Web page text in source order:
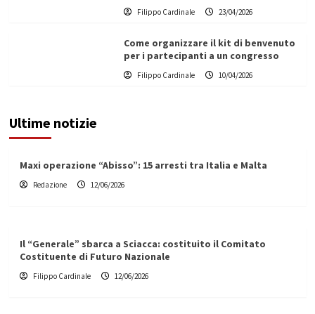
Filippo Cardinale 23/04/2026
Come organizzare il kit di benvenuto
per i partecipanti a un congresso
Filippo Cardinale 10/04/2026
Ultime notizie
Maxi operazione “Abisso”: 15 arresti tra Italia e Malta
Redazione 12/06/2026
Il “Generale” sbarca a Sciacca: costituito il Comitato
Costituente di Futuro Nazionale
Filippo Cardinale 12/06/2026